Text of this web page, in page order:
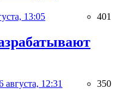
13:05 401
августа, 12:31 350